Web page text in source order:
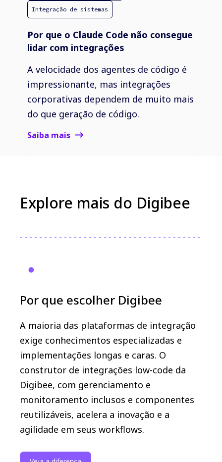
Integração de sistemas
Por que o Claude Code não consegue
lidar com integrações
A velocidade dos agentes de código é
impressionante, mas integrações
corporativas dependem de muito mais
do que geração de código.
Saiba mais
Explore mais do Digibee
Por que escolher Digibee
A maioria das plataformas de integração
exige conhecimentos especializadas e
implementações longas e caras. O
construtor de integrações low-code da
Digibee, com gerenciamento e
monitoramento inclusos e componentes
reutilizáveis, ​​acelera a inovação e a
agilidade em seus workflows.